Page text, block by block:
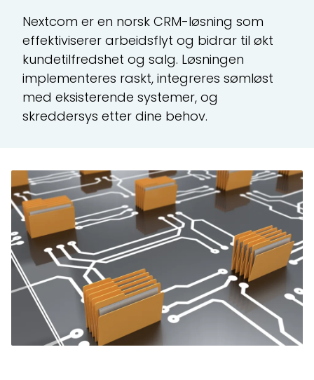
Nextcom er en norsk CRM-løsning som
effektiviserer arbeidsflyt og bidrar til økt
kundetilfredshet og salg. Løsningen
implementeres raskt, integreres sømløst
med eksisterende systemer, og
skreddersys etter dine behov.